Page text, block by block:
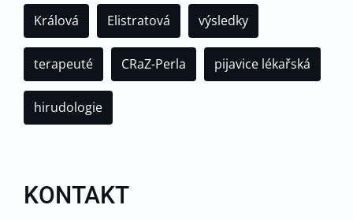
Králová Elistratová výsledky
terapeuté CRaZ-Perla pijavice lékařská
hirudologie
KONTAKT